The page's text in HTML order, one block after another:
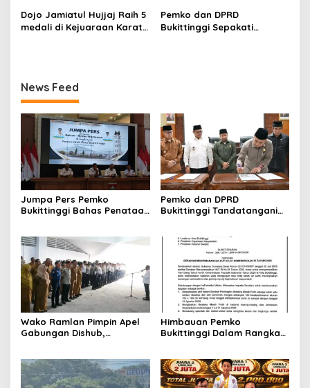
PP, GMNI Bukittinggi
Kecewa Wali Kota dan
DPRD Tak Hadir Temui
Festival Komite Pemula
Berat 40 Kg dalam
Kejuaraan Karate Jam
Dojo Jamiatul Hujjaj Raih 5
medali di Kejuaraan Karate
Pemko dan DPRD
Bukittinggi Sepakati
News Feed
Jumpa Pers Pemko
Bukittinggi Bahas Penataan
Pemko dan DPRD
Bukittinggi Tandatangani
2026
Wako Ramlan Pimpin Apel
Gabungan Dishub,
Pelajar
Himbauan Pemko
Bukittinggi Dalam Rangka
Republik Indonesia